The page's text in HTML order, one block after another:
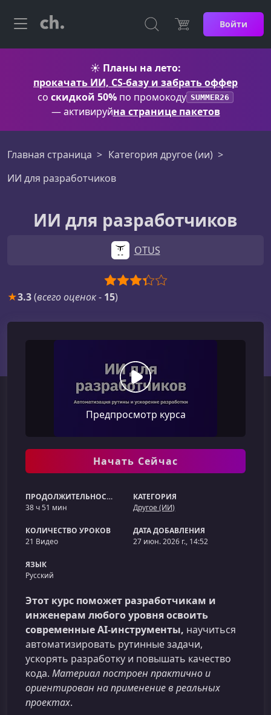
Войти
☀️ Планы на лето:
прокачать ИИ, CS-базу и забрать оффер
со скидкой 50% по промокоду SUMMER26
— активируйна странице пакетов
Главная страница
Категория другое (ии)
ИИ для разработчиков
ИИ для разработчиков
OTUS
★3.3(всего оценок- 15)
Предпросмотр курса
Начать Сейчас
ПРОДОЛЖИТЕЛЬНОСТЬ
38 ч 51 мин
КАТЕГОРИЯ
Другое (ИИ)
КОЛИЧЕСТВО УРОКОВ
21 Видео
ДАТА ДОБАВЛЕНИЯ
27 июн. 2026 г., 14:52
ЯЗЫК
Русский
Этот курс поможет разработчикам и
инженерам любого уровня освоить
современные AI‑инструменты, научиться
автоматизировать рутинные задачи,
ускорять разработку и повышать качество
кода. Материал построен практично и
ориентирован на применение в реальных
проектах.